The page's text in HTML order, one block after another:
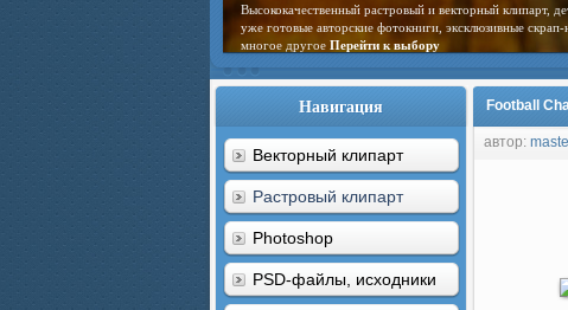
Высококачественный растровый и векторный клипарт,
уже готовые авторские фотокниги, эксклюзивные
многое другое Перейти к выбору
Навигация
Векторный клипарт
Растровый клипарт
Photoshop
PSD-файлы, исходники
Football
автор: